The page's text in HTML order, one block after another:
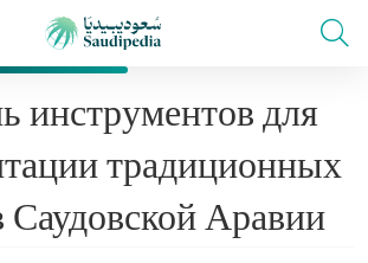
инструментов для
традиционных
Саудовской Аравии